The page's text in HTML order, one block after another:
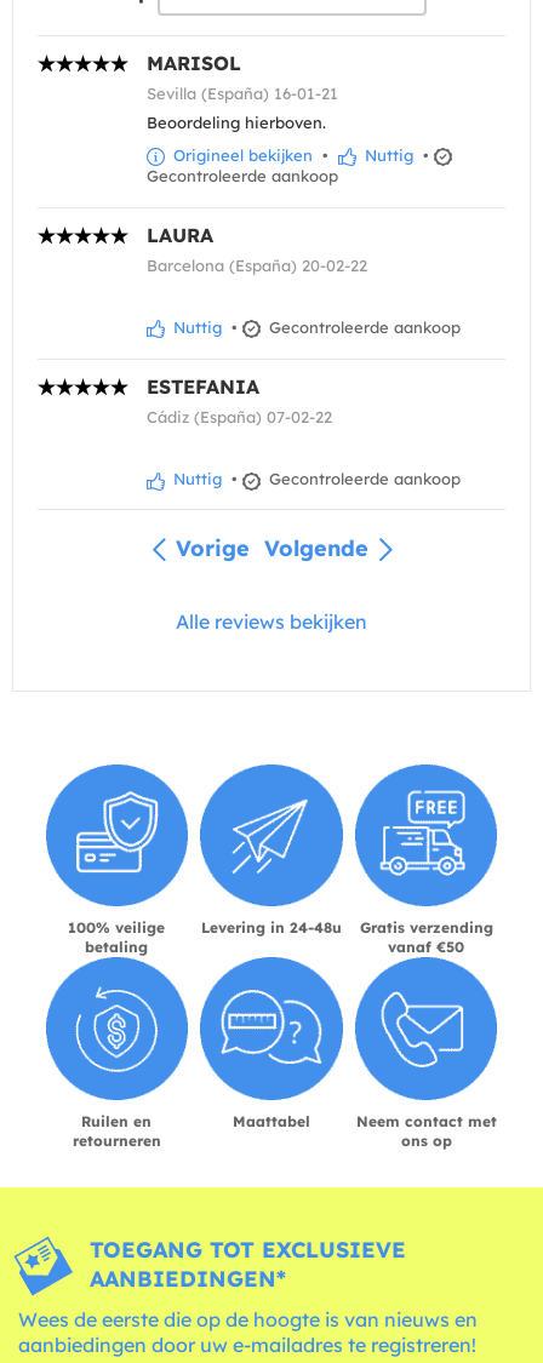
MARISOL
Sevilla (España) 16-01-21
Beoordeling hierboven.
Origineel bekijken • Nuttig •
Gecontroleerde aankoop
LAURA
Barcelona (España) 20-02-22
Nuttig • Gecontroleerde aankoop
ESTEFANIA
Cádiz (España) 07-02-22
Nuttig • Gecontroleerde aankoop
Vorige Volgende
Alle reviews bekijken
100% veilige
betaling
Levering in 24-48u
Gratis verzending
vanaf €50
Ruilen en
retourneren
Maattabel
Neem contact met
ons op
TOEGANG TOT EXCLUSIEVE
AANBIEDINGEN*
Wees de eerste die op de hoogte is van nieuws en
aanbiedingen door uw e-mailadres te registreren!